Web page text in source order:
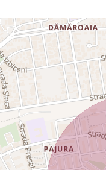
Direct proprietar!
programa o vizionare,
Maria -